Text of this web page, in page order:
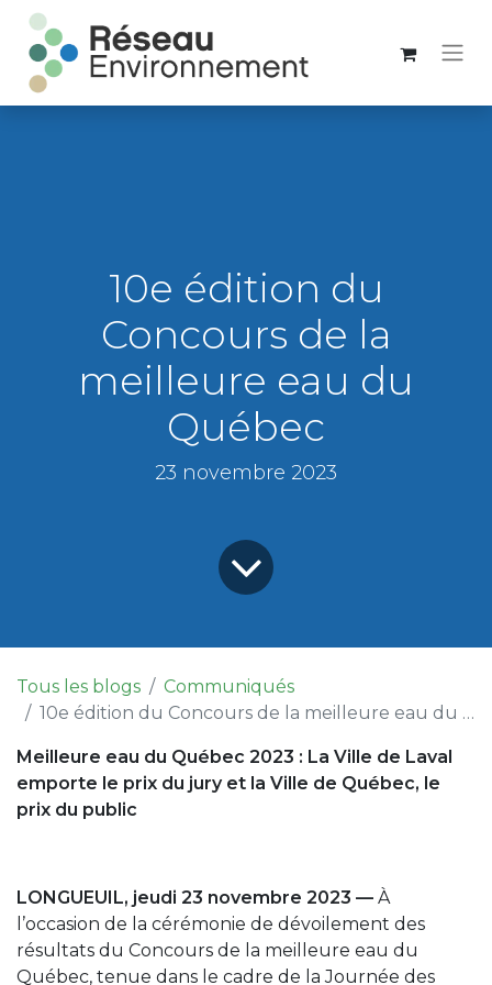
10e édition du
Concours de la
meilleure eau du
Québec
23 novembre 2023
Tous les blogs
Communiqués
10e édition du Concours de la meilleure eau du Québec
Meilleure eau du Québec 2023 : La Ville de Laval
emporte le prix du jury et la Ville de Québec, le
prix du public
LONGUEUIL, jeudi 23 novembre 2023 — À
l’occasion de la cérémonie de dévoilement des
résultats du Concours de la meilleure eau du
Québec, tenue dans le cadre de la Journée des